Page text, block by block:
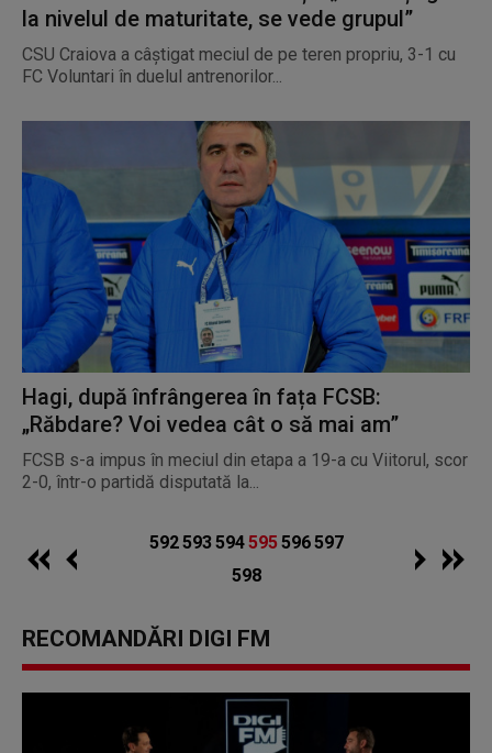
la nivelul de maturitate, se vede grupul”
CSU Craiova a câștigat meciul de pe teren propriu, 3-1 cu
FC Voluntari în duelul antrenorilor...
Hagi, după înfrângerea în fața FCSB:
„Răbdare? Voi vedea cât o să mai am”
FCSB s-a impus în meciul din etapa a 19-a cu Viitorul, scor
2-0, într-o partidă disputată la...
592593594595 596597
598
RECOMANDĂRI DIGI FM